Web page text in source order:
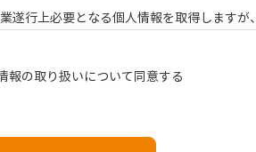
遂行上必要となる個人情報を取得しますが
確認と返答
報の取り扱いについて同意する